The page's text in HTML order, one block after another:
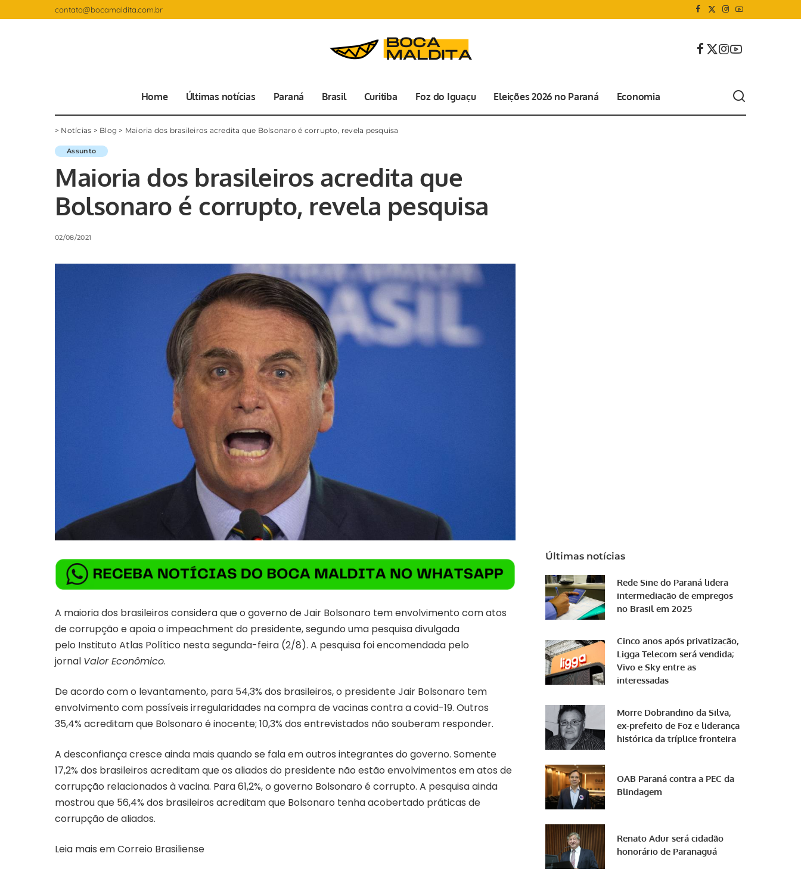
contato@bocamaldita.com.br
Home Últimas notícias Paraná Brasil Curitiba Foz do Iguaçu Eleições 2026 no Paraná Economia
> Notícias > Blog > Maioria dos brasileiros acredita que Bolsonaro é corrupto, revela pesquisa
Assunto
Maioria dos brasileiros acredita que
Bolsonaro é corrupto, revela pesquisa
02/08/2021
A maioria dos brasileiros considera que o governo de Jair Bolsonaro tem envolvimento com atos
de corrupção e apoia o impeachment do presidente, segundo uma pesquisa divulgada
pelo Instituto Atlas Político nesta segunda-feira (2/8). A pesquisa foi encomendada pelo
jornal Valor Econômico.
De acordo com o levantamento, para 54,3% dos brasileiros, o presidente Jair Bolsonaro tem
envolvimento com possíveis irregularidades na compra de vacinas contra a covid-19. Outros
35,4% acreditam que Bolsonaro é inocente; 10,3% dos entrevistados não souberam responder.
A desconfiança cresce ainda mais quando se fala em outros integrantes do governo. Somente
17,2% dos brasileiros acreditam que os aliados do presidente não estão envolvimentos em atos de
corrupção relacionados à vacina. Para 61,2%, o governo Bolsonaro é corrupto. A pesquisa ainda
mostrou que 56,4% dos brasileiros acreditam que Bolsonaro tenha acobertado práticas de
corrupção de aliados.
Leia mais emCorreio Brasiliense
Últimas notícias
Rede Sine do Paraná lidera
intermediação de empregos
no Brasil em 2025
Cinco anos após privatização,
Ligga Telecom será vendida;
Vivo e Sky entre as
interessadas
Morre Dobrandino da Silva,
ex-prefeito de Foz e liderança
histórica da tríplice fronteira
OAB Paraná contra a PEC da
Blindagem
Renato Adur será cidadão
honorário de Paranaguá